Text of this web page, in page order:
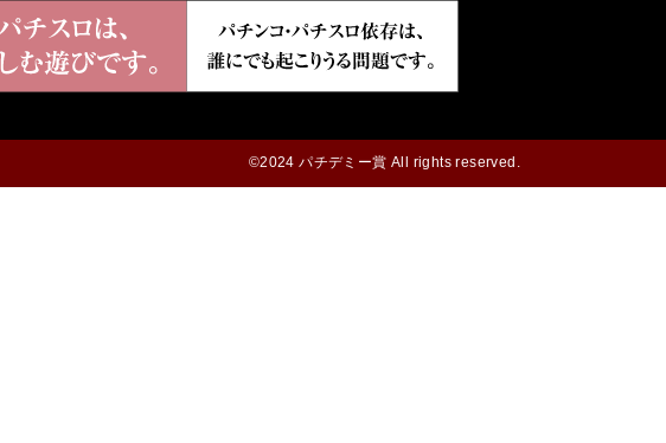
©2024 パチデミー賞 All rights reserved.